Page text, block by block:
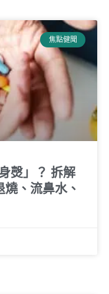
焦點健聞
㷫」？ 拆解
、流鼻水、